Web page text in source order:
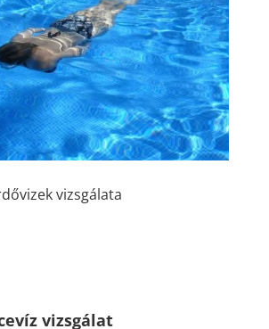
vizsgálata
vizsgálat